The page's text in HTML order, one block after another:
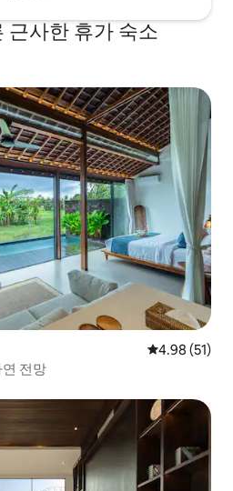
근사한 휴가 숙소
평점 4.98점
4.98 (51)
전망